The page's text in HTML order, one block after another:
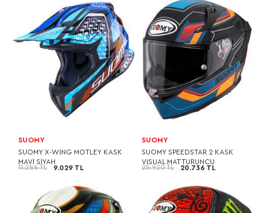
SUOMY
SUOMY X-WING MOTLEY KASK
MAVİ SİYAH
11.286 TL 9.029 TL
SUOMY
SUOMY SPEEDSTAR 2 KASK
VISUAL MAT TURUNCU
25.920 TL 20.736 TL